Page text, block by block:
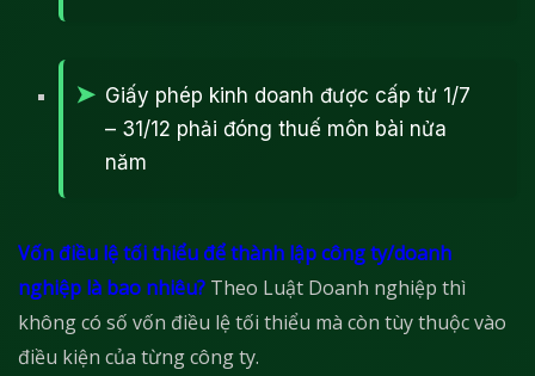
Giấy phép kinh doanh được cấp từ 1/7
– 31/12 phải đóng thuế môn bài nửa
năm
Vốn điều lệ tối thiểu để thành lập công ty/doanh
nghiệp là bao nhiêu? Theo Luật Doanh nghiệp thì
không có số vốn điều lệ tối thiểu mà còn tùy thuộc vào
điều kiện của từng công ty.